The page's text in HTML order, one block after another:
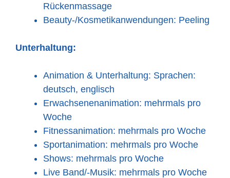
Rückenmassage
Beauty-/Kosmetikanwendungen: Peeling
Unterhaltung:
Animation & Unterhaltung: Sprachen:
deutsch, englisch
Erwachsenenanimation: mehrmals pro
Woche
Fitnessanimation: mehrmals pro Woche
Sportanimation: mehrmals pro Woche
Shows: mehrmals pro Woche
Live Band/-Musik: mehrmals pro Woche